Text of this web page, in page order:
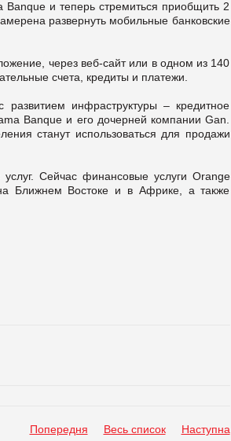
и теперь стремиться приобщить 2
развернуть мобильные банковские
через веб-сайт или в одном из 140
счета, кредиты и платежи.
инфраструктуры – кредитное
Banque и его дочерней компании Gan.
станут использоваться для продажи
Сейчас финансовые услуги Orange
Ближнем Востоке и в Африке, а также
Попередня Весь список Наступна